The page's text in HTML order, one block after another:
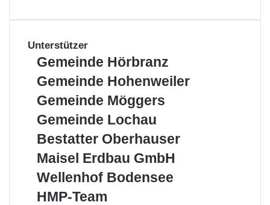
Unterstützer
Gemeinde
Gemeinde Hörbranz
Gemeinde
Gemeinde Hohenweiler
Gemeinde
Gemeinde Möggers
Gemeinde
Gemeinde Lochau
Bestatter
Bestatter Oberhauser
Maisel
GmbH
Maisel Erdbau GmbH
Wellenhof
Wellenhof Bodensee
HMP-
HMP-Team